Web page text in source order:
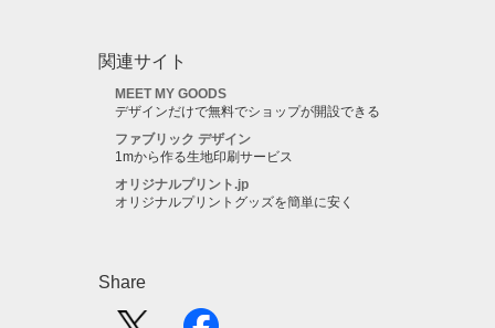
関連サイト
MEET MY GOODS
デザインだけで無料でショップが開設できる
ファブリック デザイン
1mから作る生地印刷サービス
オリジナルプリント.jp
オリジナルプリントグッズを簡単に安く
Share